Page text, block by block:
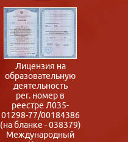
Лицензия на
образовательную
деятельность
рег. номер в
реестре Л035-
01298-77/00184386
(на бланке - 038379)
Международный